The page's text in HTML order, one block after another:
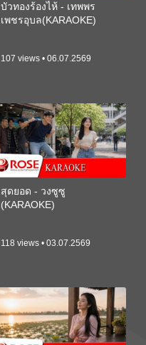
บัวทองร้องไห้ - เทพพร
เพชรอุบล(KARAOKE)
107 views • 06.07.2569
สุดยอด - วงซูซู
(KARAOKE)
118 views • 03.07.2569